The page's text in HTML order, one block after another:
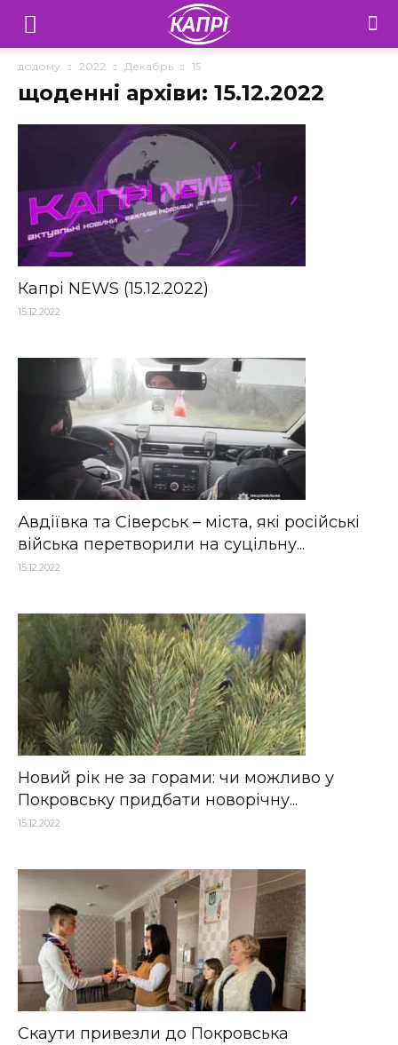
Телебачення
«Капрі»
Донеччини
додому 2022 Декабрь 15
щоденні архіви: 15.12.2022
Капрі NEWS (15.12.2022)
15.12.2022
Авдіївка та Сіверськ – міста, які російські
війська перетворили на суцільну...
15.12.2022
Новий рік не за горами: чи можливо у
Покровську придбати новорічну...
15.12.2022
Скаути привезли до Покровська